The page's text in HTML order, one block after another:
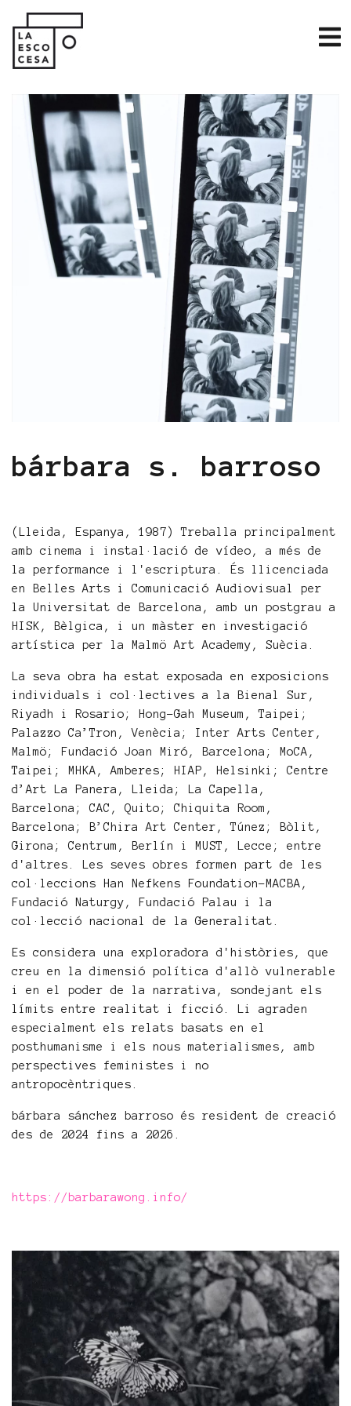
bárbara s. barroso
(Lleida, Espanya, 1987) Treballa principalment
amb cinema i instal·lació de vídeo, a més de
la performance i l'escriptura. És llicenciada
en Belles Arts i Comunicació Audiovisual per
la Universitat de Barcelona, amb un postgrau a
HISK, Bèlgica, i un màster en investigació
artística per la Malmö Art Academy, Suècia.
La seva obra ha estat exposada en exposicions
individuals i col·lectives a la Bienal Sur,
Riyadh i Rosario; Hong-Gah Museum, Taipei;
Palazzo Ca’Tron, Venècia; Inter Arts Center,
Malmö; Fundació Joan Miró, Barcelona; MoCA,
Taipei; MHKA, Amberes; HIAP, Helsinki; Centre
d’Art La Panera, Lleida; La Capella,
Barcelona; CAC, Quito; Chiquita Room,
Barcelona; B’Chira Art Center, Túnez; Bòlit,
Girona; Centrum, Berlín i MUST, Lecce; entre
d'altres. Les seves obres formen part de les
col·leccions Han Nefkens Foundation-MACBA,
Fundació Naturgy, Fundació Palau i la
col·lecció nacional de la Generalitat.
Es considera una exploradora d'històries, que
creu en la dimensió política d'allò vulnerable
i en el poder de la narrativa, sondejant els
límits entre realitat i ficció. Li agraden
especialment els relats basats en el
posthumanisme i els nous materialismes, amb
perspectives feministes i no
antropocèntriques.
bárbara sánchez barroso és resident de creació
des de 2024 fins a 2026.
https://barbarawong.info/